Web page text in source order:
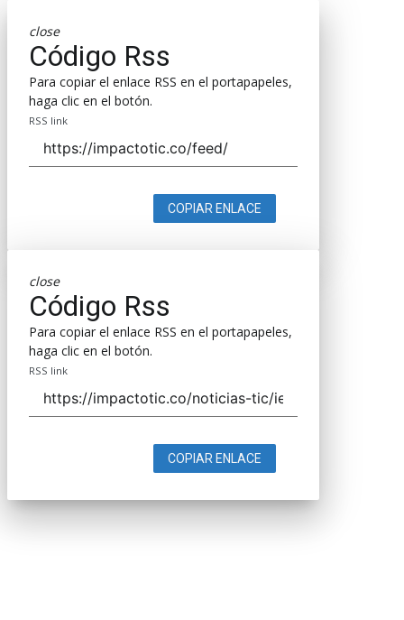
close
Código Rss
Para copiar el enlace RSS en el portapapeles,
haga clic en el botón.
RSS link
COPIAR ENLACE
close
Código Rss
Para copiar el enlace RSS en el portapapeles,
haga clic en el botón.
RSS link
COPIAR ENLACE